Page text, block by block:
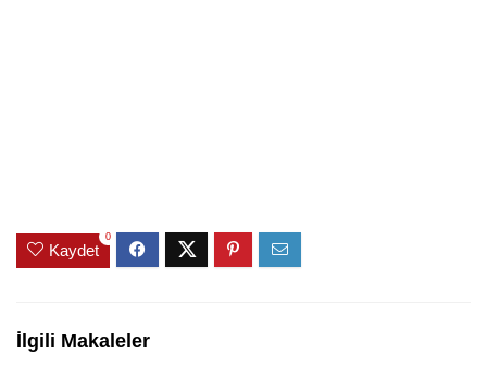
Kaydet
0
İlgili Makaleler